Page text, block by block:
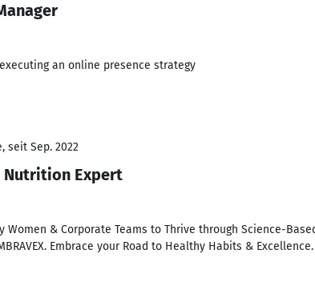
an online presence strategy
seit Sep. 2022
Nutrition Expert
Women & Corporate Teams to Thrive through Science-
Embrace your Road to Healthy Habits & Excellence.